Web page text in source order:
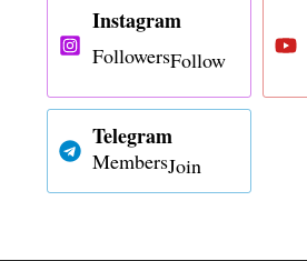
Instagram
FollowersFollow
Telegram
MembersJoin